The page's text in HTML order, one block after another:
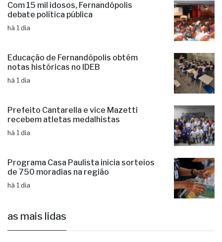
Com 15 mil idosos, Fernandópolis
debate política pública
há 1 dia
Educação de Fernandópolis obtém
notas históricas no IDEB
há 1 dia
Prefeito Cantarella e vice Mazetti
recebem atletas medalhistas
há 1 dia
Programa Casa Paulista inicia sorteios
de 750 moradias na região
há 1 dia
as mais lidas